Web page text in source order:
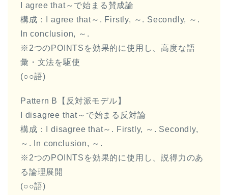
I agree that～で始まる賛成論
構成：I agree that～. Firstly, ～. Secondly, ～.
In conclusion, ～.
※2つのPOINTSを効果的に使用し、高度な語
彙・文法を駆使
(○○語)
Pattern B【反対派モデル】
I disagree that～で始まる反対論
構成：I disagree that～. Firstly, ～. Secondly,
～. In conclusion, ～.
※2つのPOINTSを効果的に使用し、説得力のあ
る論理展開
(○○語)